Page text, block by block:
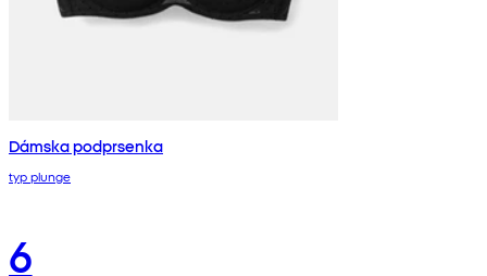
Dámska podprsenka
typ plunge
6